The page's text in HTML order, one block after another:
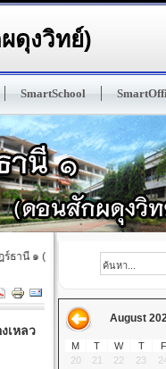
ดุงวิทย์)
SmartSchool
านี ๑ (ดอนสักผดุงวิทย์) ปรัญชา :
เหลว
August
M T W T F
20
21 22 23